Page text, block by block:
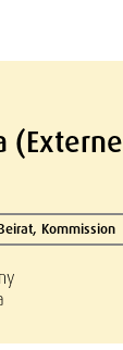
(Externe
Kommission